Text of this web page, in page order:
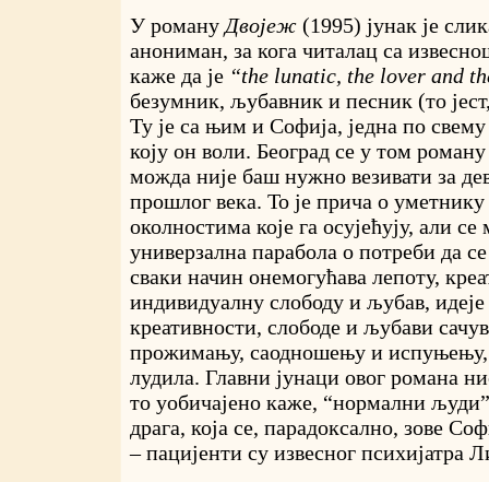
У роману Двојеж (1995) јунак је
анониман, за кога читалац са
каже да је “the lunatic, the lover and
безумник, љубавник и песник (то
Ту је са њим и Софија, једна по
коју он воли. Београд се у том
можда није баш нужно везивати за
прошлог века. То је прича о
околностима које га осујећују, али
универзална парабола о потреби да
сваки начин онемогућава лепоту,
индивидуалну слободу и љубав, идеје
креативности, слободе и љубави
прожимању, саодношењу и
лудила. Главни јунаци овог романа
то уобичајено каже, “нормални
драга, која се, парадоксално, зове
– пацијенти су извесног психијатра